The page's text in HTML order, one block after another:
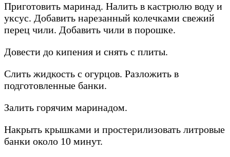
Приготовить маринад. Налить в кастрюлю воду и
уксус. Добавить нарезанный колечками свежий
перец чили. Добавить чили в порошке.
Довести до кипения и снять с плиты.
Слить жидкость с огурцов. Разложить в
подготовленные банки.
Залить горячим маринадом.
Накрыть крышками и простерилизовать литровые
банки около 10 минут.